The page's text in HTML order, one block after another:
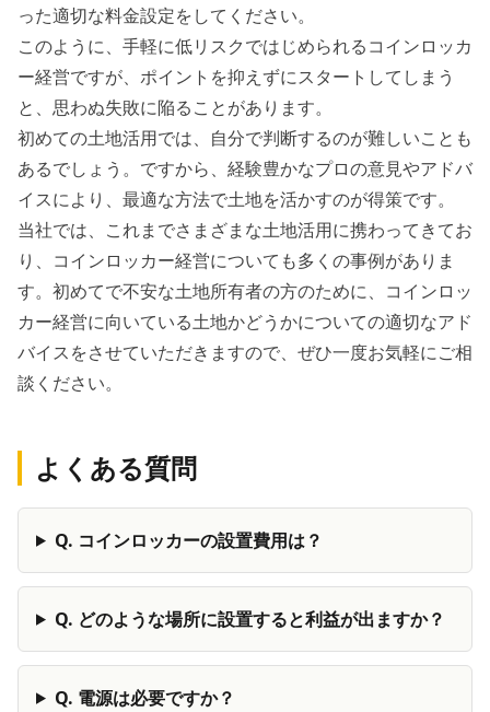
った適切な料金設定をしてください。
このように、手軽に低リスクではじめられるコインロッカ
ー経営ですが、ポイントを抑えずにスタートしてしまう
と、思わぬ失敗に陥ることがあります。
初めての土地活用では、自分で判断するのが難しいことも
あるでしょう。ですから、 経験豊かなプロの意見やアドバ
イスにより、最適な方法で土地を活かすのが得策です。
当社では、これまでさまざまな土地活用に携わってきてお
り、コインロッカー経営についても多くの事例がありま
す。初めてで不安な土地所有者の方のために、コインロッ
カー経営に向いている土地かどうかについての適切なアド
バイスをさせていただきますので、ぜひ一度お気軽にご相
談ください。
よくある質問
Q. コインロッカーの設置費用は？
Q. どのような場所に設置すると利益が出ますか？
Q. 電源は必要ですか？